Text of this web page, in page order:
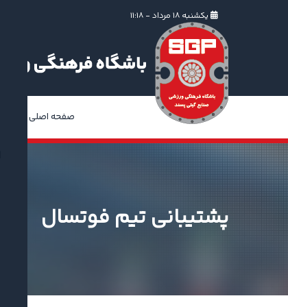
یکشنبه ۱۸ مرداد - ۱۱:۱۸
صفحه اصلی
پشتیبانی تیم فوتسال